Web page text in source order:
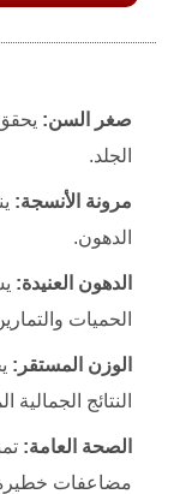
صغر السن:
الجلد.
مرونة الأنسجة:
الدهون.
الدهون العنيدة:
الحميات
الوزن المستقر:
النتائج الجمالية
الصحة العامة:
مضاعفات خطيرة